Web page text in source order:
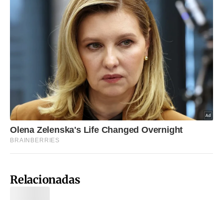
Relacionadas